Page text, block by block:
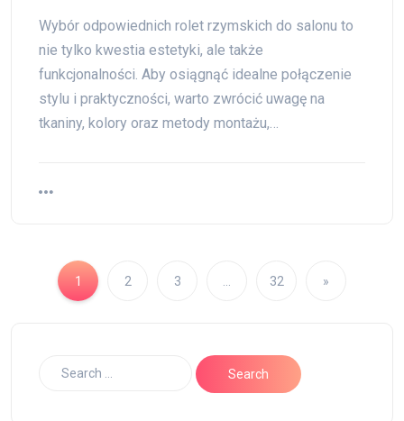
Wybór odpowiednich rolet rzymskich do salonu to
nie tylko kwestia estetyki, ale także
funkcjonalności. Aby osiągnąć idealne połączenie
stylu i praktyczności, warto zwrócić uwagę na
tkaniny, kolory oraz metody montażu,…
1 2 3 … 32 »